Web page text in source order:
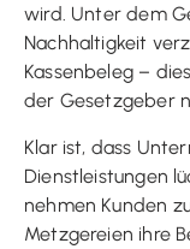
wird. Unter dem
Nachhaltigkeit
Kassenbeleg –
der Gesetzgeber
Klar ist, dass
Dienstleistungen
nehmen Kunden
Metzgereien ihre